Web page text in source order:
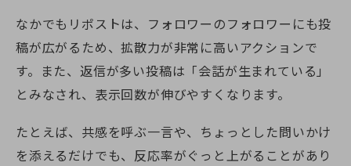
なかでもリポストは、フォロワーのフォロワーにも投
稿が広がるため、拡散力が非常に高いアクションで
す。また、返信が多い投稿は「会話が生まれている」
とみなされ、表示回数が伸びやすくなります。
たとえば、共感を呼ぶ一言や、ちょっとした問いかけ
を添えるだけでも、反応率がぐっと上がることがあり